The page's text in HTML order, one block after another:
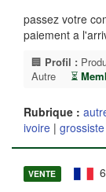
passez votre
paiement a
🏢 Profil :
Autre
⏳
Rubrique :
ivoire |
VENTE